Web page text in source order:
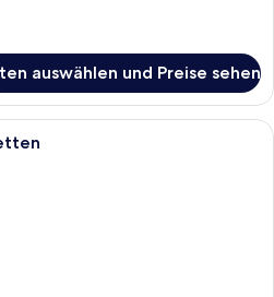
auswählen und Preise sehen
Ein Hotelzimmer mit zwei Betten,